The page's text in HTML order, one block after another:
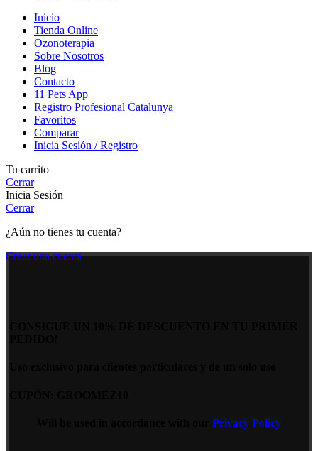
Inicio
Tienda Online
Ozonoterapia
Sobre Nosotros
Blog
Contacto
11 Pets App
Registro Profesional Catalunya
Favoritos
Comparar
Inicia Sesión / Registro
Tu carrito
Cerrar
Inicia Sesión
Cerrar
¿Aún no tienes tu cuenta?
Crear una cuenta
Privacy Policy